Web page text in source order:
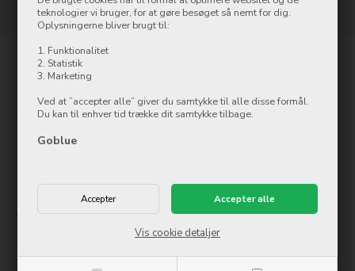
teknologier vi bruger, for at gøre besøget så nemt for dig.
Oplysningerne bliver brugt til:
1. Funktionalitet
2. Statistik
3. Marketing
Ved at ”accepter alle” giver du samtykke til alle disse formål.
Du kan til enhver tid trække dit samtykke tilbage.
Goblue
Vis cookie detaljer
Kontakt
Goblue.dk
Østergade 8
Åbningstider
09:00-17:00